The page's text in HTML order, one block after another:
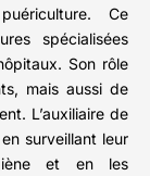
Ce
spécialisées
Son rôle
mais aussi de
L’auxiliaire de
surveillant leur
et en les